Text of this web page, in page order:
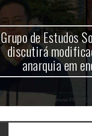
Grupo de Estudos
discutirá
anarquia em